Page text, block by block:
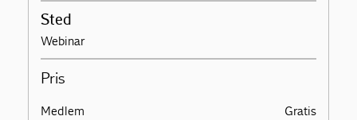
Sted
Webinar
Pris
Medlem
Gratis